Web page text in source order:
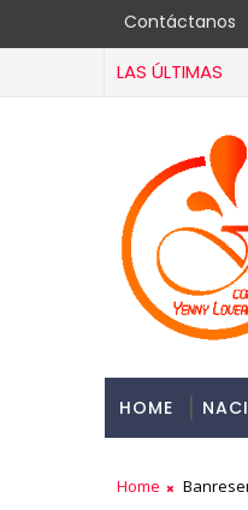
Contáctanos
LAS ÚLTIMAS
HOME
Home